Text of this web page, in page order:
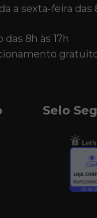
a sexta-feira das
das 8h às 17h
Selo